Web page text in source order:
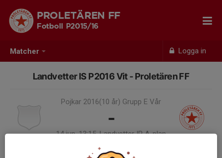
Matcher Logga in
PROLETÄREN FF
Fotboll P2015/16
Landvetter IS P2016 Vit - Proletären FF
Pojkar 2016(10 år) Grupp E Vår
-
14 jun, 13:15, Landvetter IP A-plan